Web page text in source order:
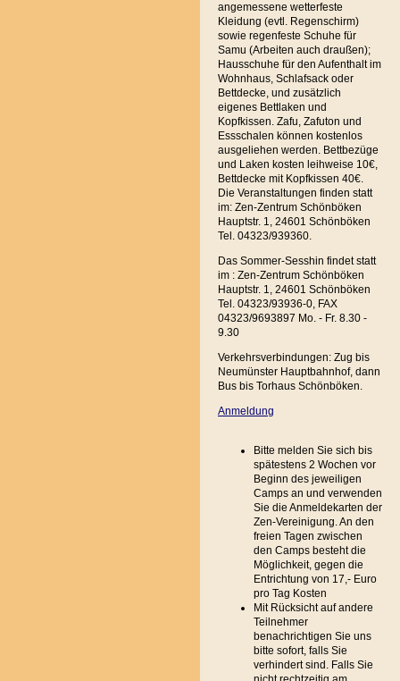
angemessene wetterfeste
Kleidung (evtl. Regenschirm)
sowie regenfeste Schuhe für
Samu (Arbeiten auch draußen);
Hausschuhe für den Aufenthalt im
Wohnhaus, Schlafsack oder
Bettdecke, und zusätzlich
eigenes Bettlaken und
Kopfkissen. Zafu, Zafuton und
Essschalen können kostenlos
ausgeliehen werden. Bettbezüge
und Laken kosten leihweise 10€,
Bettdecke mit Kopfkissen 40€.
Die Veranstaltungen finden statt
im: Zen-Zentrum Schönböken
Hauptstr. 1, 24601 Schönböken
Tel. 04323/939360.
Das Sommer-Sesshin findet statt
im : Zen-Zentrum Schönböken
Hauptstr. 1, 24601 Schönböken
Tel. 04323/93936-0, FAX
04323/9693897 Mo. - Fr. 8.30 -
9.30
Verkehrsverbindungen: Zug bis
Neumünster Hauptbahnhof, dann
Bus bis Torhaus Schönböken.
Anmeldung
Bitte melden Sie sich bis
spätestens 2 Wochen vor
Beginn des jeweiligen
Camps an und verwenden
Sie die Anmeldekarten der
Zen-Vereinigung. An den
freien Tagen zwischen
den Camps besteht die
Möglichkeit, gegen die
Entrichtung von 17,- Euro
pro Tag Kosten
Mit Rücksicht auf andere
Teilnehmer
benachrichtigen Sie uns
bitte sofort, falls Sie
verhindert sind. Falls Sie